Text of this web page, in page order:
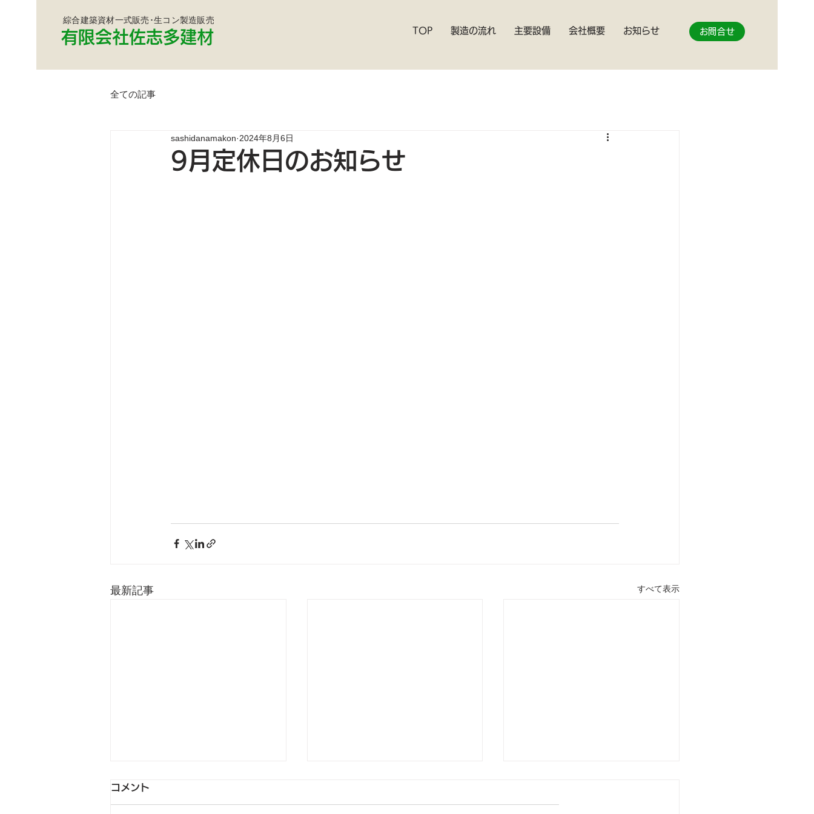
綜合建築資材一式販売･生コン製造販売
有限会社佐志多建材 TOP 製造の流れ 主要設備 会社概要 お知らせ お問合せ
全ての記事
9月定休日のお知らせ
sashidanamakon 2024年8月6日
最新記事 すべて表示
🍧夏季休業のお知らせ🍧
コメント